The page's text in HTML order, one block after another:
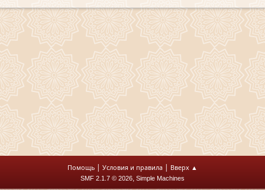
Помощь | Условия и правила | Вверх ▲
SMF 2.1.7 © 2026, Simple Machines